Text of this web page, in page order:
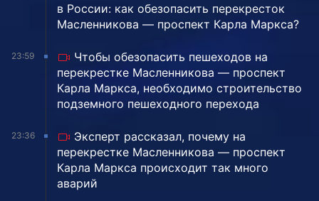
в России: как обезопасить перекресток
Масленникова — проспект Карла Маркса?
23:59
Чтобы обезопасить пешеходов на
перекрестке Масленникова — проспект
Карла Маркса, необходимо строительство
подземного пешеходного перехода
23:36
Эксперт рассказал, почему на
перекрестке Масленникова — проспект
Карла Маркса происходит так много
аварий